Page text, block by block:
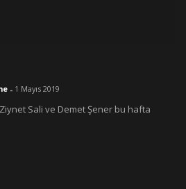
- 1 Mayıs 2019
Sali ve Demet Şener bu hafta